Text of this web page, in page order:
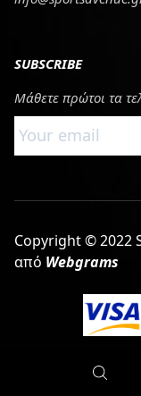
SUBSCRIBE
Μάθετε πρώτοι τα
Copyright © 2022
από Webgrams